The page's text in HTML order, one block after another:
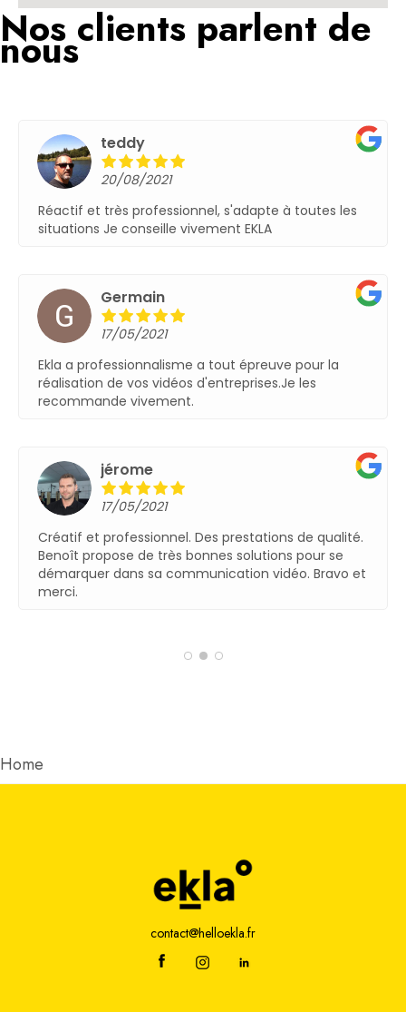
Nos clients parlent de
nous
teddy
17/05/2021
Réactif et très professionnel, s'adapte à toutes les
situationsJe conseille vivement EKLA
François-Joseph
17/05/2021
Prestations au top !Conseil personnalisé très
professionnel et solutions innovantes (la réalité
augmentée fait son effet à chaque fois !).Je
Home
2 rue Joseph Fourier
49070 Beaucouzé
CreationWelko |Mentions Légales